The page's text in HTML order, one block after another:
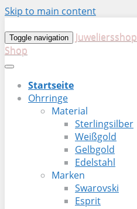
Skip to main content
Toggle navigation
Shop
Startseite
Ohrringe
Material
Sterlingsilber
Weißgold
Gelbgold
Edelstahl
Marken
Swarovski
Esprit